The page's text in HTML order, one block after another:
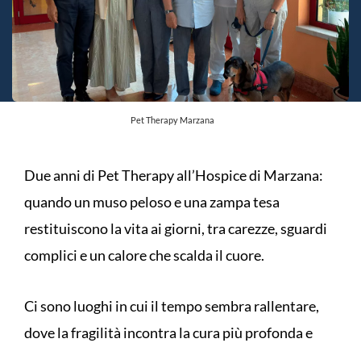
Pet Therapy Marzana
Due anni di Pet Therapy all’Hospice di Marzana:
quando un muso peloso e una zampa tesa
restituiscono la vita ai giorni, tra carezze, sguardi
complici e un calore che scalda il cuore.
Ci sono luoghi in cui il tempo sembra rallentare,
dove la fragilità incontra la cura più profonda e